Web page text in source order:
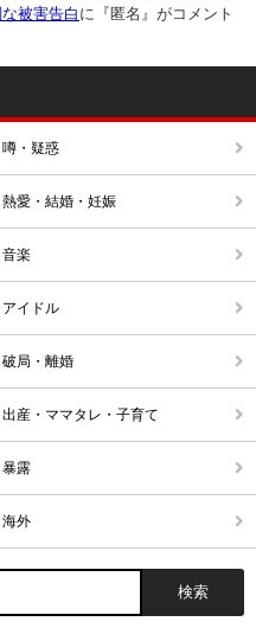
被害告白 に『匿名』がコメント
噂・疑惑
熱愛・結婚・妊娠
音楽
アイドル
破局・離婚
出産・ママタレ・子育て
暴露
海外